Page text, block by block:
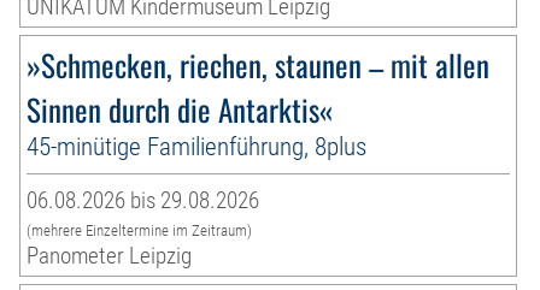
UNIKATUM Kindermuseum Leipzig
»Schmecken, riechen, staunen – mit allen
Sinnen durch die Antarktis«
45-minütige Familienführung, 8plus
06.08.2026 bis 29.08.2026
(mehrere Einzeltermine im Zeitraum)
Panometer Leipzig